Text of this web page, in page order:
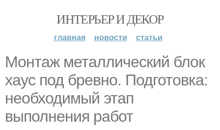
ИНТЕРЬЕР И ДЕКОР
главная новости статьи
Монтаж металлический блок
хаус под бревно. Подготовка:
необходимый этап
выполнения работ